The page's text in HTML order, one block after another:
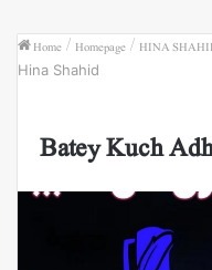
Home / Homepage / HINA
Hina Shahid
Batey Kuch